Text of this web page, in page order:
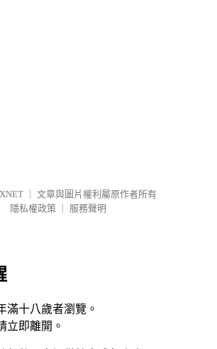
文章與圖片權利屬原作者所有
隱私權政策
服務聲明
滿十八歲者瀏覽。
立即離開。